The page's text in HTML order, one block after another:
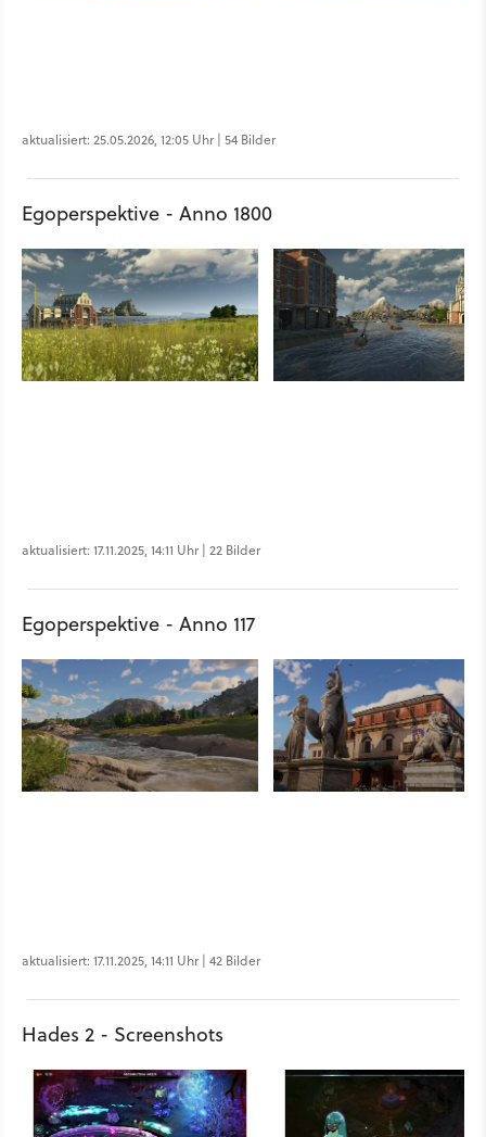
aktualisiert: 25.05.2026, 12:05 Uhr | 54 Bilder
Egoperspektive - Anno 1800
aktualisiert: 17.11.2025, 14:11 Uhr | 22 Bilder
Egoperspektive - Anno 117
aktualisiert: 17.11.2025, 14:11 Uhr | 42 Bilder
Hades 2 - Screenshots